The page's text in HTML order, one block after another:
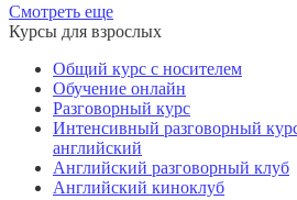
Смотреть еще
Курсы для взрослых
Общий курс с носителем
Обучение онлайн
Разговорный курс
Интенсивный разговорный
английский
Английский разговорный клуб
Английский киноклуб